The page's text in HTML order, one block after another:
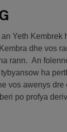
Yeth
dhe vos
rann. An
ha
vos awenys
po profya